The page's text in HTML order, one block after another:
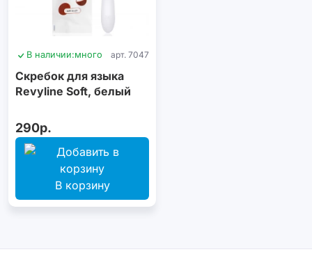
В наличии:много арт. 7047
Скребок для языка
Revyline Soft, белый
290р.
В корзину